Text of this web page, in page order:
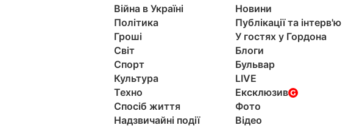
Війна в Україні
Політика
Гроші
Світ
Спорт
Культура
Техно
Спосіб життя
Надзвичайні події
Новини
Публікації та інтерв'ю
У гостях у Гордона
Блоги
Бульвар
LIVE
Ексклюзив
Фото
Відео